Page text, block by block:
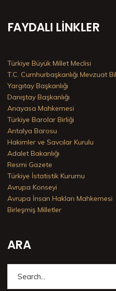
FAYDALI LINKLER
Türkiye Büyük Millet Meclisi
T.C. Cumhurbaşkanlığı Mevzuat
Yargıtay Başkanlığı
Danıştay Başkanlığı
Anayasa Mahkemesi
Türkiye Barolar Birliği
Antalya Barosu
Hakimler ve Savcılar Kurulu
Adalet Bakanlığı
Resmi Gazete
Türkiye İstatistik Kurumu
Avrupa Konseyi
Avrupa İnsan Hakları Mahkemesi
Birleşmiş Milletler
ARA